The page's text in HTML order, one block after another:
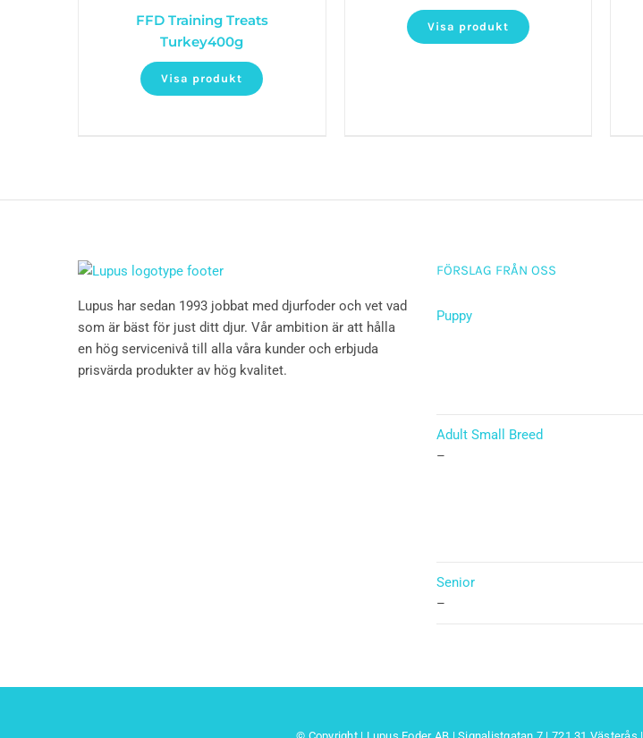
FFD Training Treats
Turkey400g
Visa produkt
Visa produkt
Lupus har sedan 1993 jobbat med djurfoder och vet vad
som är bäst för just ditt djur. Vår ambition är att hålla
en hög servicenivå till alla våra kunder och erbjuda
prisvärda produkter av hög kvalitet.
FÖRSLAG FRÅN OSS
Puppy
Adult Small Breed
–
Senior
–